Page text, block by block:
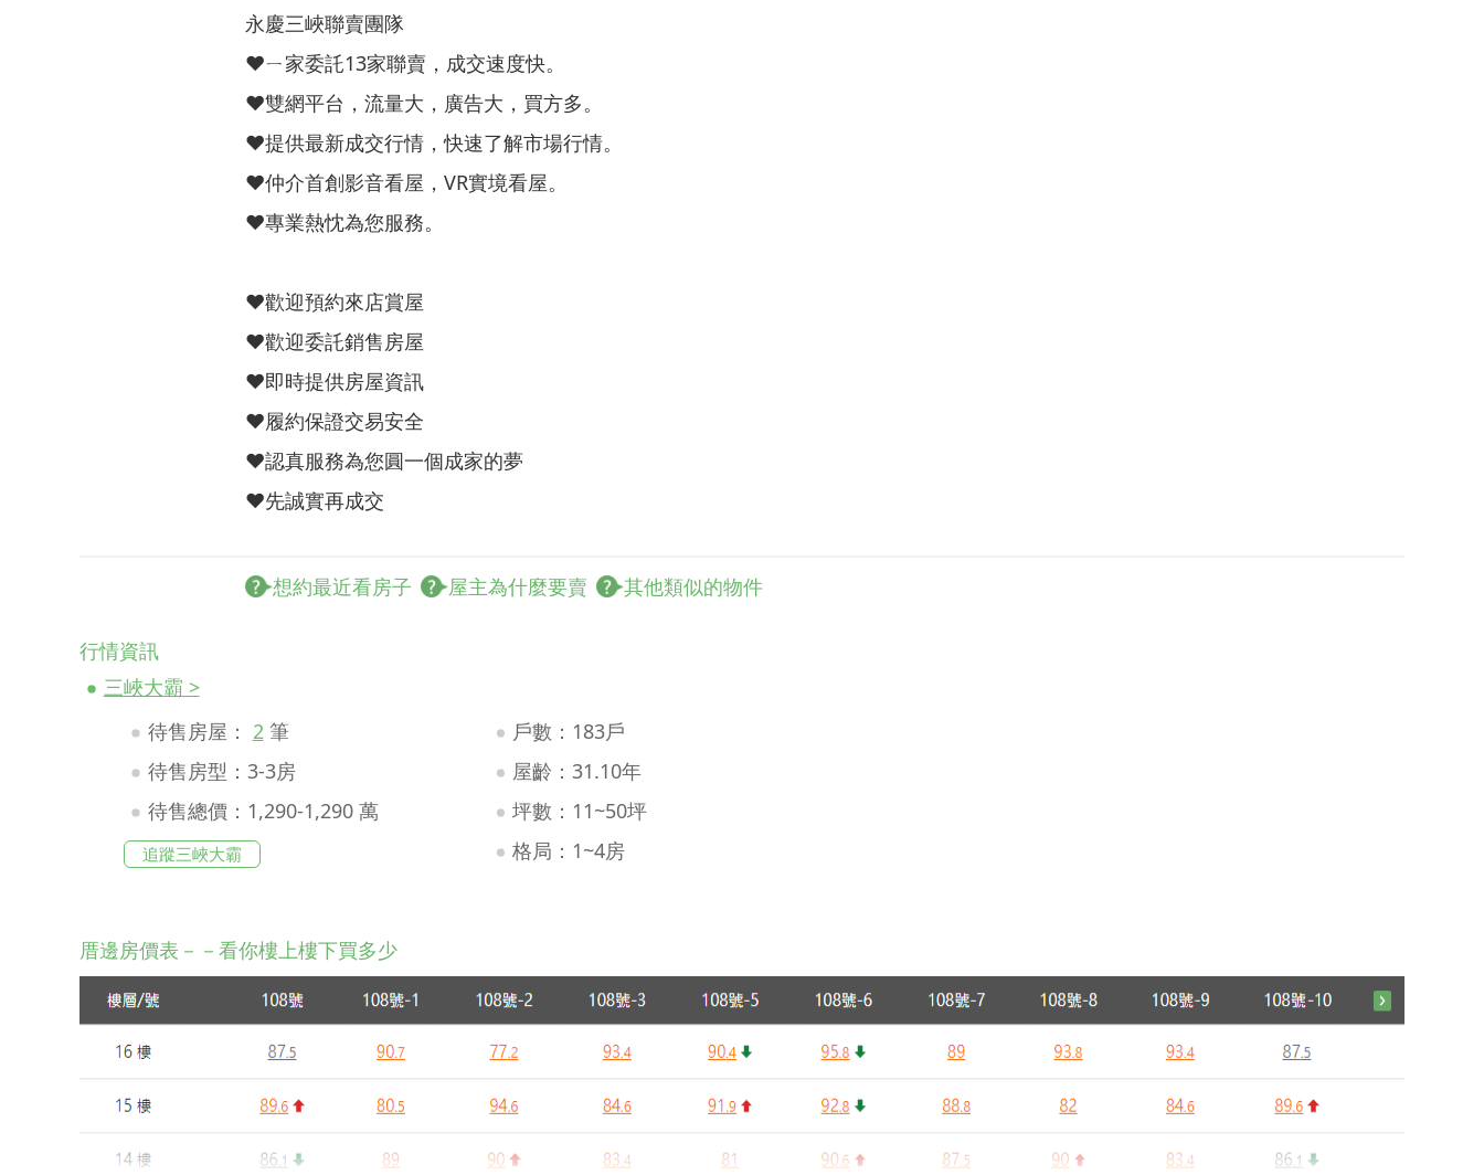
永慶三峽聯賣團隊
❤️ㄧ家委託13家聯賣，成交速度快。
❤️雙網平台，流量大，廣告大，買方多。
❤️提供最新成交行情，快速了解市場行情。
❤️仲介首創影音看屋，VR實境看屋。
❤️專業熱忱為您服務。
❤️歡迎預約來店賞屋
❤️歡迎委託銷售房屋
❤️即時提供房屋資訊
❤️履約保證交易安全
❤️認真服務為您圓一個成家的夢
❤️先誠實再成交
想約最近看房子 屋主為什麼要賣 其他類似的物件
行情資訊
三峽大霸 >
待售房屋： 2筆
待售房型：3-3房
待售總價：1,290-1,290 萬
追蹤三峽大霸
戶數：183戶
屋齡：31.10年
坪數：11~50坪
格局：1~4房
厝邊房價表－－看你樓上樓下買多少